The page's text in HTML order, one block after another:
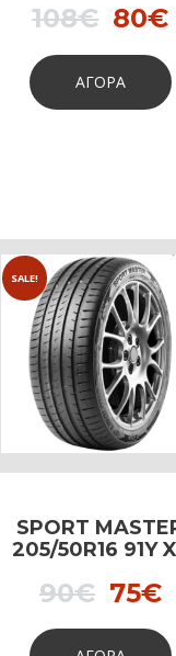
108€
price
was:
108€.
80€
ΑΓΟΡΑ
SALE!
SPORT
205/50R16 91Y
90€
price
75€